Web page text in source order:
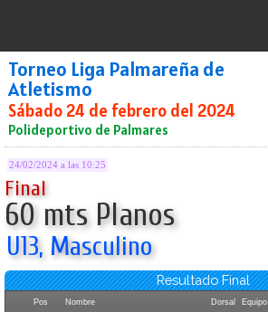
Torneo Liga Palmareña de
Atletismo
Sábado 24 de febrero del 2024
Polideportivo de Palmares
24/02/2024 a las 10:25
Final
60 mts Planos
U13, Masculino
Resultado Final
Pos Nombre Dorsal Equipo